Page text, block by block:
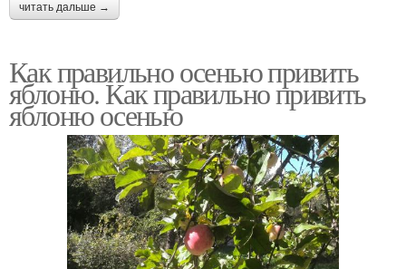
читать дальше →
Как правильно осенью привить
яблоню. Как правильно привить
яблоню осенью